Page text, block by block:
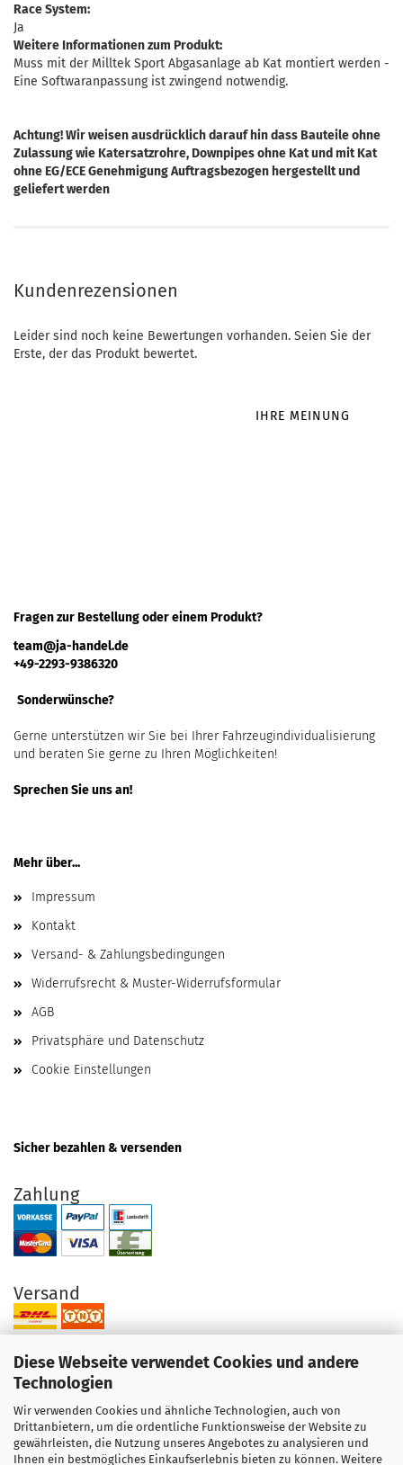
Diese Webseite verwendet Cookies und andere
Technologien
Wir verwenden Cookies und ähnliche Technologien, auch von
Drittanbietern, um die ordentliche Funktionsweise der Website zu
gewährleisten, die Nutzung unseres Angebotes zu analysieren und
Ihnen ein bestmögliches Einkaufserlebnis bieten zu können. Weitere
Race System:
Ja
Weitere Informationen zum Produkt:
Muss mit der Milltek Sport Abgasanlage ab Kat montiert werden -
Eine Softwaranpassung ist zwingend notwendig.
Achtung! Wir weisen ausdrücklich darauf hin dass Bauteile ohne
Zulassung wie Katersatzrohre, Downpipes ohne Kat und mit Kat
ohne EG/ECE Genehmigung Auftragsbezogen hergestellt und
geliefert werden
Kundenrezensionen
Leider sind noch keine Bewertungen vorhanden. Seien Sie der
Erste, der das Produkt bewertet.
IHRE MEINUNG
Fragen zur Bestellung oder einem Produkt?
team@ja-handel.de
+49-2293-9386320
Sonderwünsche?
Gerne unterstützen wir Sie bei Ihrer Fahrzeugindividualisierung
und beraten Sie gerne zu Ihren Möglichkeiten!
Sprechen Sie uns an!
Mehr über...
Impressum
Kontakt
Versand- & Zahlungsbedingungen
Widerrufsrecht & Muster-Widerrufsformular
AGB
Privatsphäre und Datenschutz
Cookie Einstellungen
Sicher bezahlen & versenden
Zahlung
Versand
Ihre Vorteile bei uns
Original Produkte direkt vom Hersteller